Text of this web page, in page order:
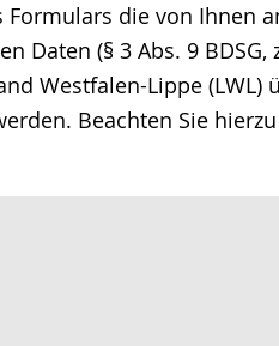
die von Ihnen
Daten (§ 3 Abs. 9 BDSG,
Westfalen-Lippe (LWL)
Beachten Sie